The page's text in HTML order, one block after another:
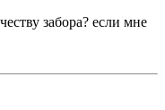
забора? если мне